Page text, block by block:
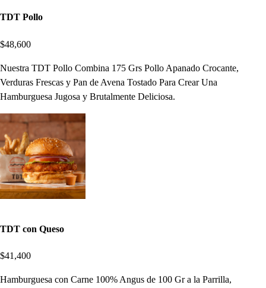
TDT Pollo
$48,600
Nuestra TDT Pollo Combina 175 Grs Pollo Apanado Crocante,
Verduras Frescas y Pan de Avena Tostado Para Crear Una
Hamburguesa Jugosa y Brutalmente Deliciosa.
TDT con Queso
$41,400
Hamburguesa con Carne 100% Angus de 100 Gr a la Parrilla,